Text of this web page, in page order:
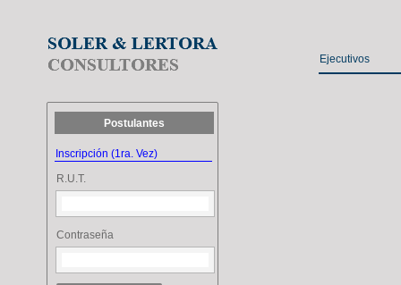
Postulantes
Inscripción (1ra. Vez)
R.U.T.
Contraseña
Ejecutivos